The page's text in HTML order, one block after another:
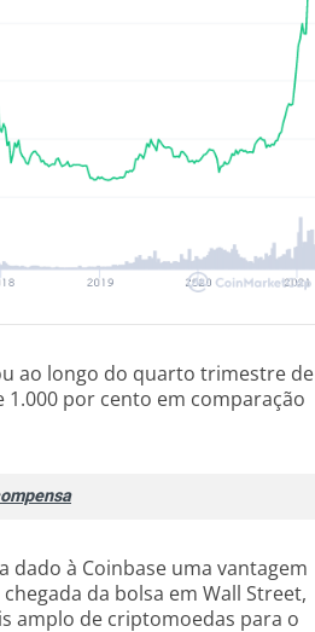
ao longo do quarto trimestre de
por cento em comparação
dado à Coinbase uma vantagem
da bolsa em Wall Street,
amplo de criptomoedas para o